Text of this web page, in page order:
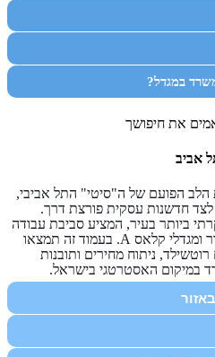
את חיפושך
אביב
הפועם של ה"סיטי" התל אביבי,
חדשנות עסקית פורצת דרך.
ביותר בעיר, המציע סביבת עבודה
מעוררת השראה בין בניינים לשימור ומגדלי קלאס A. בעמוד זה תמצאו
ניתוח מחירים ותובנות
במיקום האסטרטגי בישראל.